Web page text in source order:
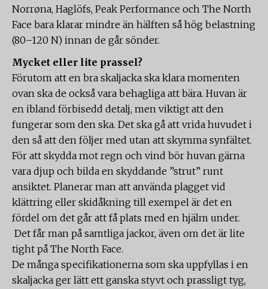
Norrøna, Haglöfs, Peak Performance och The North
Face bara klarar mindre än hälften så hög belastning
(80–120 N) innan de går sönder.
Mycket eller lite prassel?
Förutom att en bra skaljacka ska klara momenten
ovan ska de också vara behagliga att bära. Huvan är
en ibland förbisedd detalj, men viktigt att den
fungerar som den ska. Det ska gå att vrida huvudet i
den så att den följer med utan att skymma synfältet.
För att skydda mot regn och vind bör huvan gärna
vara djup och bilda en skyddande ”strut” runt
ansiktet. Planerar man att använda plagget vid
klättring eller skidåkning till exempel är det en
fördel om det går att få plats med en hjälm under.
Det får man på samtliga jackor, även om det är lite
tight på The North Face.
De många specifikationerna som ska uppfyllas i en
skaljacka ger lätt ett ganska styvt och prassligt tyg,